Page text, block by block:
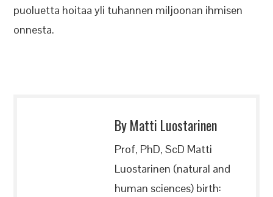
puoluetta hoitaa yli tuhannen miljoonan ihmisen
onnesta.
By Matti Luostarinen
Prof, PhD, ScD Matti
Luostarinen (natural and
human sciences) birth: